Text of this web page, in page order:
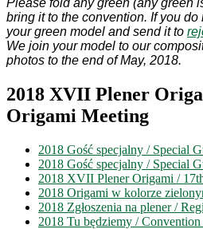
bring it to the convention. If you
your green model and send it to
We join your model to our
photos to the end of May, 2018.
2018 XVII Plener
Origami Meeting
2018 Gość specjalny / Special
2018 Gość specjalny / Special
2018 XVII Plener Origami /
2018 Origami w kolorze
2018 Zgłoszenia na plener /
2018 Tu będziemy /